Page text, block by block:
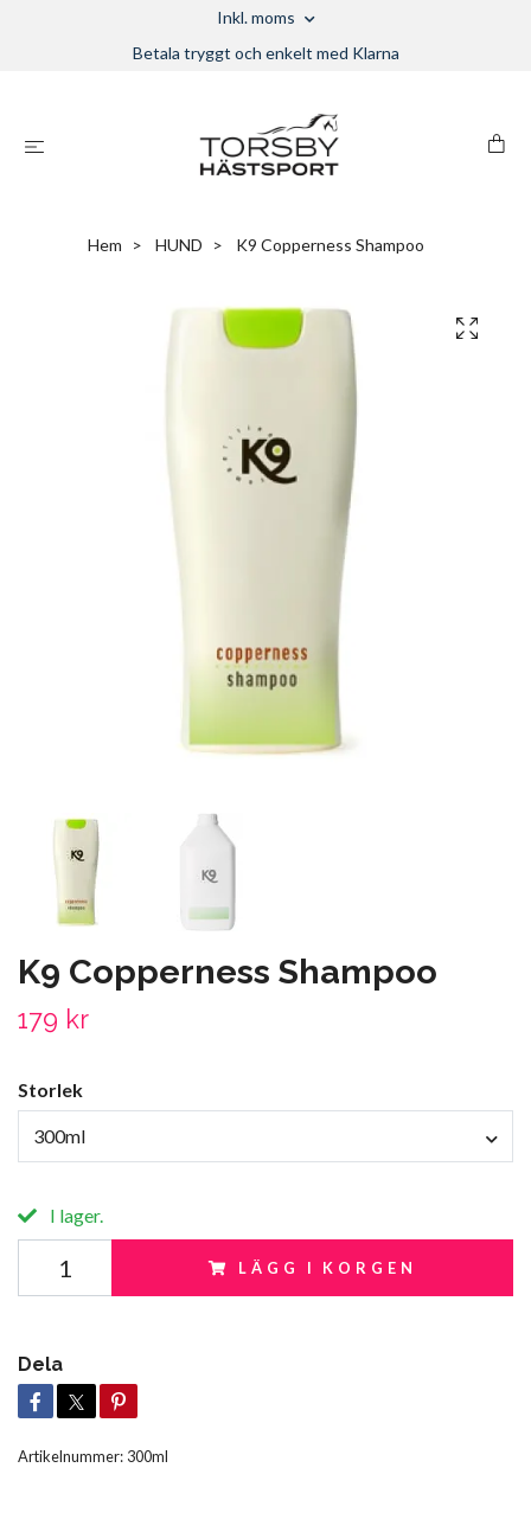
Inkl. moms
Betala tryggt och enkelt med Klarna
Hem HUND K9 Copperness Shampoo
K9 Copperness Shampoo
179 kr
Storlek
300ml
I lager.
LÄGG I KORGEN
Dela
Artikelnummer: 300ml